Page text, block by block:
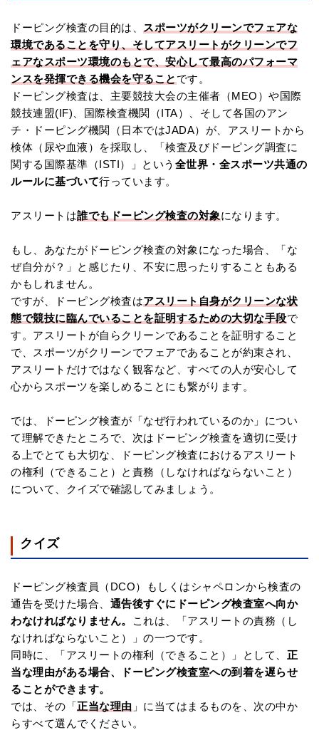
ドーピング検査の目的は、
スポーツがクリーンでフェアな
環境であることを守り、そしてアスリートがクリーンでフ
ェアなスポーツ環境のもとで、安心して最高のパフォーマ
ンスを発揮できる機会を守ること です。
ドーピング検査は、主要競技大会の主催者（MEO）や国際
競技連盟(IF)、国際検査機関（ITA）、そして各国のアン
チ・ドーピング機関（日本ではJADA）が、アスリートから
検体（尿や血液）を採取し、「検査及びドーピング調査に
関する国際基準（ISTI）」という 全世界・全スポーツ共通の
ルールに基づいて行っています。
アスリートは誰でもドーピング検査の対象になります。
もし、あなたがドーピング検査の対象になった場合、「な
ぜ自分が？」と感じたり、不安に思ったりすることもある
かもしれません。
ですが、ドーピング検査はアスリート自身がクリーンな状
態で競技に臨んでいることを証明するための大切な手段で
す。アスリートが自らクリーンであることを証明すること
で、スポーツがクリーンでフェアであることが約束され、
アスリートだけではなく観客など、すべての人が安心して
心からスポーツを楽しめることにも繋がります。
では、ドーピング検査が「なぜ行われているのか」につい
て理解できたところで、次はドーピング検査を適切に受け
る上でとても大切な、ドーピング検査におけるアスリート
の権利（できること）と責務（しなければならないこと）
について、クイズで確認してみましょう。
クイズ
ドーピング検査員（DCO）もしくはシャペロンから検査の
通告を受けた場合、 通告後すぐにドーピング検査室へ向か
わなければなりません。
これは、「アスリートの責務（し
なければならないこと）」の一つです。
同時に、「アスリートの権利（できること）」として、 正
当な理由がある場合、ドーピング検査室への到着を遅らせ
ることができます。
では、その「正当な理由 」に当てはまるものを、次の中か
らすべて選んでください。